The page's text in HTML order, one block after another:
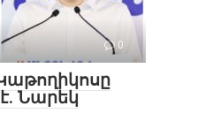
0
Նարեկ